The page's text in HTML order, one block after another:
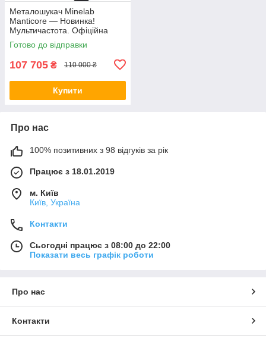
Металошукач Minelab
Manticore — Новинка!
Мультичастота. Офіційна
гарантія
Готово до відправки
107 705 ₴ 110 000 ₴
Купити
Про нас
100% позитивних з 98 відгуків за рік
Працює з 18.01.2019
м. Київ
Київ, Україна
Контакти
Сьогодні працює з 08:00 до 22:00
Показати весь графік роботи
Про нас
Контакти